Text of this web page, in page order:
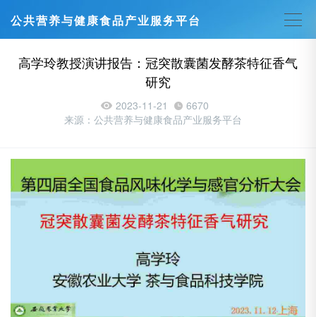
公共营养与健康食品产业服务平台
高学玲教授演讲报告：冠突散囊菌发酵茶特征香气
研究
2023-11-21
6670
来源：公共营养与健康食品产业服务平台